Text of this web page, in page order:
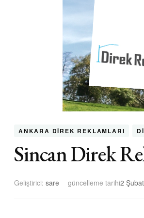
ANKARA DIREK REKLAMLARI
Sincan Direk
Geliştirici: sare güncelleme tarihi2